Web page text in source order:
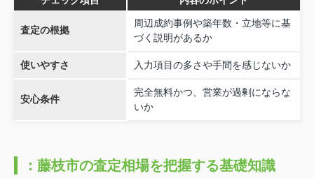
査定の根拠
周辺成約事例や築年数・立地等に基
づく説明があるか
使いやすさ 入力項目の多さや手間を感じないか
安心条件
完全無料かつ、営業が過剰にならな
いか
：藤枝市の査定相場を把握する基礎知識